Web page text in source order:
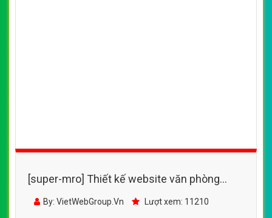
[super-mro] Thiết kế website văn phòng
phẩm của Vatgia.com đẹp SEO tốt
By: VietWebGroup.Vn Lượt xem: 11210